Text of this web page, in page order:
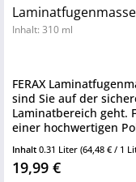
Inhalt: 310 ml
FERAX
sind Sie auf der
Laminatbereich geht.
einer hochwertigen
Inhalt 0.31 Liter (64,48 € / 1
19,99 €